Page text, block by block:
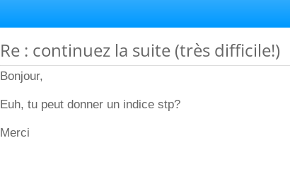
Re : continuez la suite (très difficile!)
Bonjour,
Euh, tu peut donner un indice stp?
Merci